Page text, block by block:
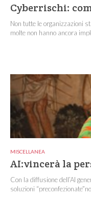
Cyberrischi:
Non tutte le organizzazioni
molte non hanno ancora
MISCELLANEA
AI:vincerà la
Con la diffusione dell’AI
soluzioni